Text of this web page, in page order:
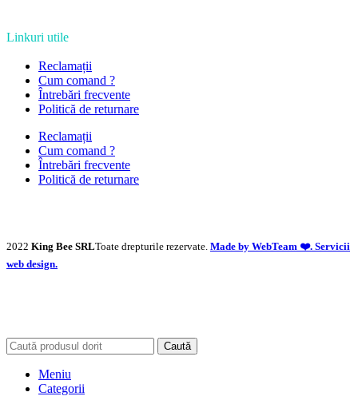
Linkuri utile
Reclamații
Cum comand ?
Întrebări frecvente
Politică de returnare
Reclamații
Cum comand ?
Întrebări frecvente
Politică de returnare
2022 King Bee SRLToate drepturile rezervate. Made by WebTeam ❤️. Servicii
web design.
Caută
Meniu
Categorii